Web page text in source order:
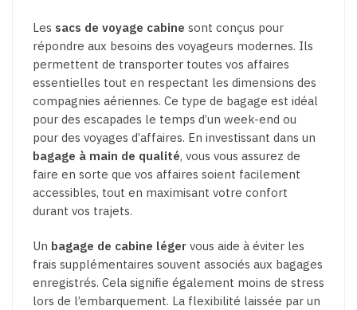
Les sacs de voyage cabine sont conçus pour
répondre aux besoins des voyageurs modernes. Ils
permettent de transporter toutes vos affaires
essentielles tout en respectant les dimensions des
compagnies aériennes. Ce type de bagage est idéal
pour des escapades le temps d’un week-end ou
pour des voyages d’affaires. En investissant dans un
bagage à main de qualité, vous vous assurez de
faire en sorte que vos affaires soient facilement
accessibles, tout en maximisant votre confort
durant vos trajets.
Un bagage de cabine léger vous aide à éviter les
frais supplémentaires souvent associés aux bagages
enregistrés. Cela signifie également moins de stress
lors de l’embarquement. La flexibilité laissée par un